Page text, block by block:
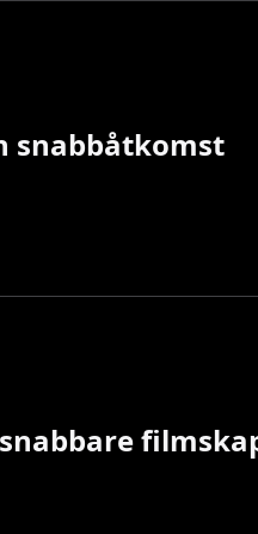
snabbåtkomst